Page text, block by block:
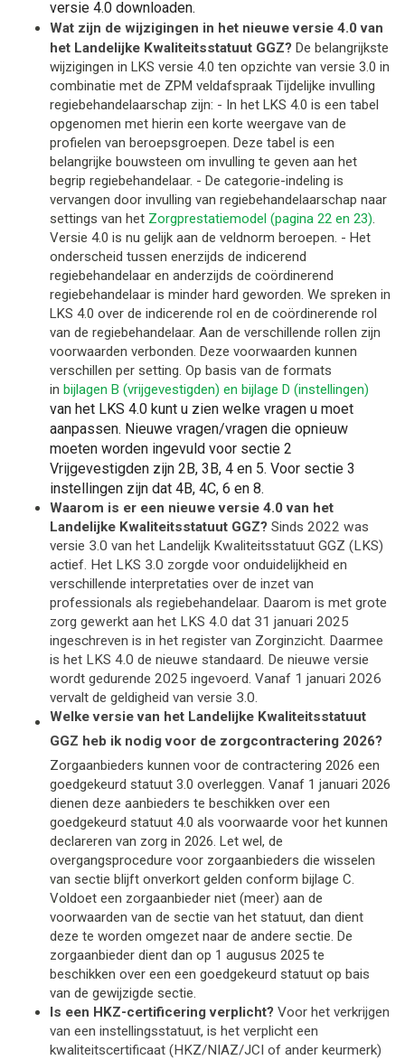
versie 4.0 downloaden.
Wat zijn de wijzigingen in het nieuwe versie 4.0 van
het Landelijke Kwaliteitsstatuut GGZ? De belangrijkste
wijzigingen in LKS versie 4.0 ten opzichte van versie 3.0 in
combinatie met de ZPM veldafspraak Tijdelijke invulling
regiebehandelaarschap zijn: - In het LKS 4.0 is een tabel
opgenomen met hierin een korte weergave van de
profielen van beroepsgroepen. Deze tabel is een
belangrijke bouwsteen om invulling te geven aan het
begrip regiebehandelaar. - De categorie-indeling is
vervangen door invulling van regiebehandelaarschap naar
settings van het Zorgprestatiemodel (pagina 22 en 23).
Versie 4.0 is nu gelijk aan de veldnorm beroepen. - Het
onderscheid tussen enerzijds de indicerend
regiebehandelaar en anderzijds de coördinerend
regiebehandelaar is minder hard geworden. We spreken in
LKS 4.0 over de indicerende rol en de coördinerende rol
van de regiebehandelaar. Aan de verschillende rollen zijn
voorwaarden verbonden. Deze voorwaarden kunnen
verschillen per setting. Op basis van de formats
in bijlagen B (vrijgevestigden) en bijlage D (instellingen)
van het LKS 4.0 kunt u zien welke vragen u moet
aanpassen. Nieuwe vragen/vragen die opnieuw
moeten worden ingevuld voor sectie 2
Vrijgevestigden zijn 2B, 3B, 4 en 5. Voor sectie 3
instellingen zijn dat 4B, 4C, 6 en 8.
Waarom is er een nieuwe versie 4.0 van het
Landelijke Kwaliteitsstatuut GGZ? Sinds 2022 was
versie 3.0 van het Landelijk Kwaliteitsstatuut GGZ (LKS)
actief. Het LKS 3.0 zorgde voor onduidelijkheid en
verschillende interpretaties over de inzet van
professionals als regiebehandelaar. Daarom is met grote
zorg gewerkt aan het LKS 4.0 dat 31 januari 2025
ingeschreven is in het register van Zorginzicht. Daarmee
is het LKS 4.0 de nieuwe standaard. De nieuwe versie
wordt gedurende 2025 ingevoerd. Vanaf 1 januari 2026
vervalt de geldigheid van versie 3.0.
Welke versie van het Landelijke Kwaliteitsstatuut
GGZ heb ik nodig voor de zorgcontractering 2026?
Zorgaanbieders kunnen voor de contractering 2026 een
goedgekeurd statuut 3.0 overleggen. Vanaf 1 januari 2026
dienen deze aanbieders te beschikken over een
goedgekeurd statuut 4.0 als voorwaarde voor het kunnen
declareren van zorg in 2026. Let wel, de
overgangsprocedure voor zorgaanbieders die wisselen
van sectie blijft onverkort gelden conform bijlage C.
Voldoet een zorgaanbieder niet (meer) aan de
voorwaarden van de sectie van het statuut, dan dient
deze te worden omgezet naar de andere sectie. De
zorgaanbieder dient dan op 1 augusus 2025 te
beschikken over een een goedgekeurd statuut op bais
van de gewijzigde sectie.
Is een HKZ-certificering verplicht? Voor het verkrijgen
van een instellingsstatuut, is het verplicht een
kwaliteitscertificaat (HKZ/NIAZ/JCI of ander keurmerk)